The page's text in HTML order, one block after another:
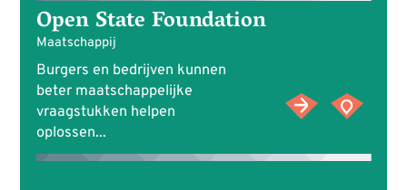
Open State Foundation
Maatschappij
Burgers en bedrijven kunnen
beter maatschappelijke
vraagstukken helpen
oplossen...